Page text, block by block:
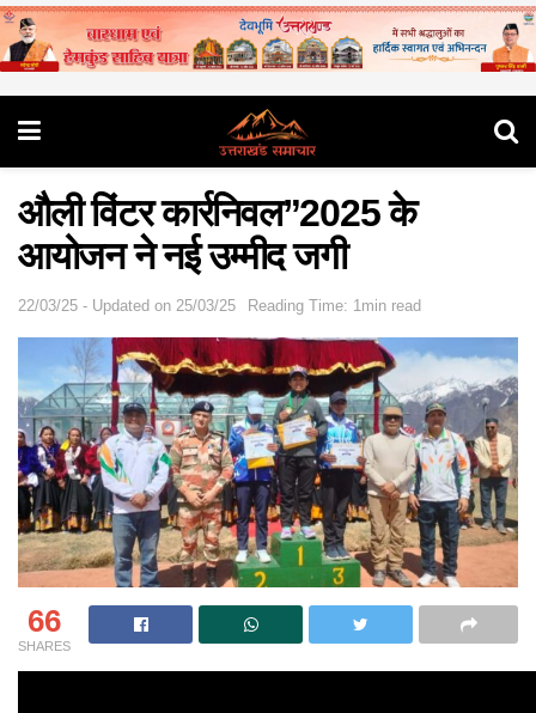
औली विंटर कार्रनिवल”2025 के
आयोजन ने नई उम्मीद जगी
22/03/25 - Updated on 25/03/25 Reading Time: 1min read
66
SHARES